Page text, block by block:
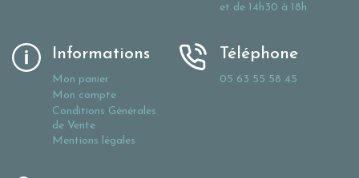
et de 14h30 à 18h
Informations
Mon panier
Mon compte
Conditions Générales
de Vente
Mentions légales
Téléphone
05 63 55 58 45